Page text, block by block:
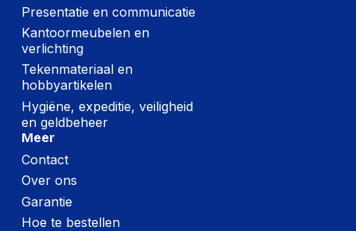
Presentatie en communicatie
Kantoormeubelen en
verlichting
Tekenmateriaal en
hobbyartikelen
Hygiëne, expeditie, veiligheid
en geldbeheer
Meer
Contact
Over ons
Garantie
Hoe te bestellen